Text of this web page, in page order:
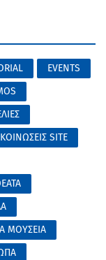
EVENTS
SITE
ΜΟΥΣΕΙΑ